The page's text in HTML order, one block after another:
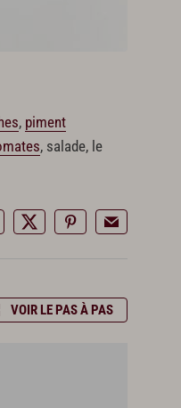
, piment
, salade, le
VOIR LE PAS À PAS